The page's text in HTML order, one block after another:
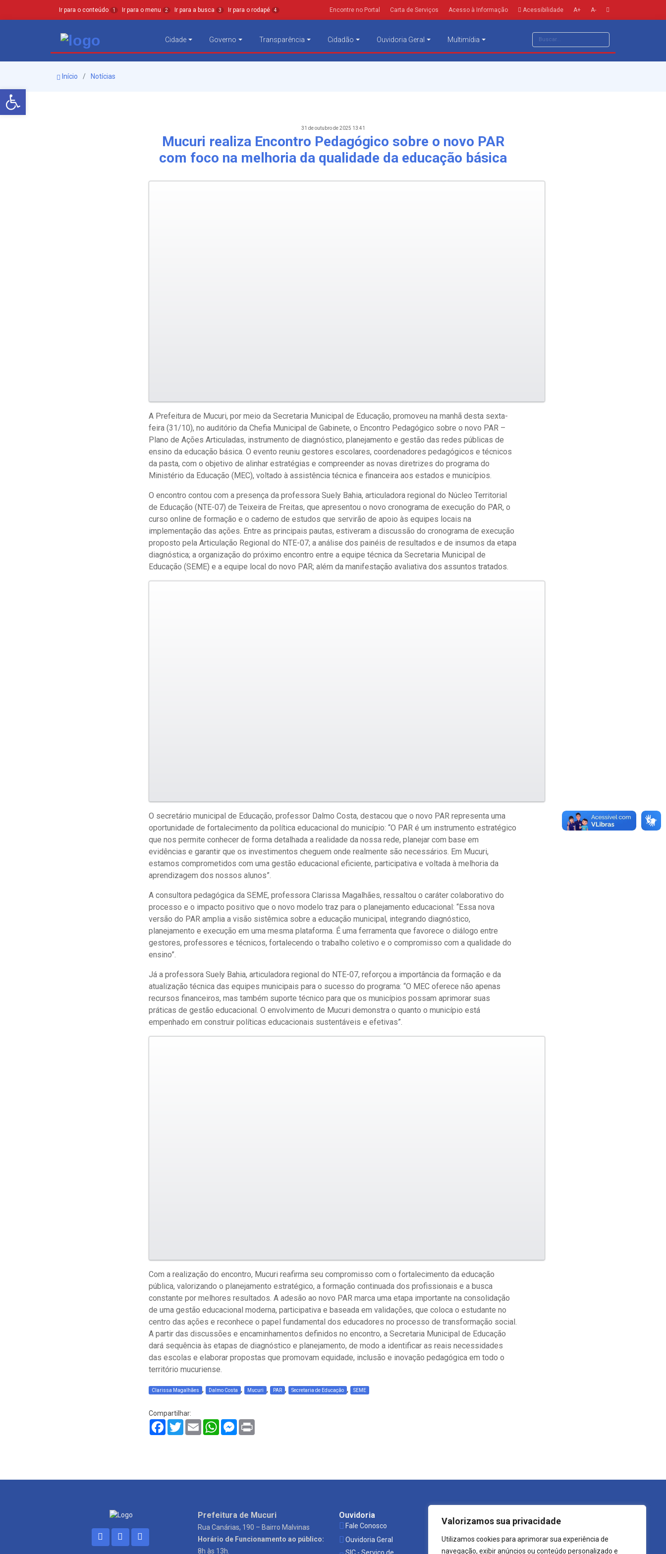
Barra de Ferramentas Aberta
Valorizamos sua privacidade
Utilizamos cookies para aprimorar sua experiência de
navegação, exibir anúncios ou conteúdo personalizado e
Ir para o conteúdo 1 Ir para o menu 2 Ir para a busca 3 Ir para o rodapé 4 Encontre no Portal Carta de Serviços Acesso à Informação Acessibilidade A+ A-
Cidade Governo Transparência Cidadão Ouvidoria Geral Multimídia
Início Notícias
31 de outubro de 2025 13:41
Mucuri realiza Encontro Pedagógico sobre o novo PAR
com foco na melhoria da qualidade da educação básica
A Prefeitura de Mucuri, por meio da Secretaria Municipal de Educação, promoveu na manhã desta sexta-
feira (31/10), no auditório da Chefia Municipal de Gabinete, o Encontro Pedagógico sobre o novo PAR –
Plano de Ações Articuladas, instrumento de diagnóstico, planejamento e gestão das redes públicas de
ensino da educação básica. O evento reuniu gestores escolares, coordenadores pedagógicos e técnicos
da pasta, com o objetivo de alinhar estratégias e compreender as novas diretrizes do programa do
Ministério da Educação (MEC), voltado à assistência técnica e financeira aos estados e municípios.
O encontro contou com a presença da professora Suely Bahia, articuladora regional do Núcleo Territorial
de Educação (NTE-07) de Teixeira de Freitas, que apresentou o novo cronograma de execução do PAR, o
curso online de formação e o caderno de estudos que servirão de apoio às equipes locais na
implementação das ações. Entre as principais pautas, estiveram a discussão do cronograma de execução
proposto pela Articulação Regional do NTE-07; a análise dos painéis de resultados e de insumos da etapa
diagnóstica; a organização do próximo encontro entre a equipe técnica da Secretaria Municipal de
Educação (SEME) e a equipe local do novo PAR; além da manifestação avaliativa dos assuntos tratados.
O secretário municipal de Educação, professor Dalmo Costa, destacou que o novo PAR representa uma
oportunidade de fortalecimento da política educacional do município: “O PAR é um instrumento estratégico
que nos permite conhecer de forma detalhada a realidade da nossa rede, planejar com base em
evidências e garantir que os investimentos cheguem onde realmente são necessários. Em Mucuri,
estamos comprometidos com uma gestão educacional eficiente, participativa e voltada à melhoria da
aprendizagem dos nossos alunos”.
A consultora pedagógica da SEME, professora Clarissa Magalhães, ressaltou o caráter colaborativo do
processo e o impacto positivo que o novo modelo traz para o planejamento educacional: “Essa nova
versão do PAR amplia a visão sistêmica sobre a educação municipal, integrando diagnóstico,
planejamento e execução em uma mesma plataforma. É uma ferramenta que favorece o diálogo entre
gestores, professores e técnicos, fortalecendo o trabalho coletivo e o compromisso com a qualidade do
ensino”.
Já a professora Suely Bahia, articuladora regional do NTE-07, reforçou a importância da formação e da
atualização técnica das equipes municipais para o sucesso do programa: “O MEC oferece não apenas
recursos financeiros, mas também suporte técnico para que os municípios possam aprimorar suas
práticas de gestão educacional. O envolvimento de Mucuri demonstra o quanto o município está
empenhado em construir políticas educacionais sustentáveis e efetivas”.
Com a realização do encontro, Mucuri reafirma seu compromisso com o fortalecimento da educação
pública, valorizando o planejamento estratégico, a formação continuada dos profissionais e a busca
constante por melhores resultados. A adesão ao novo PAR marca uma etapa importante na consolidação
de uma gestão educacional moderna, participativa e baseada em validações, que coloca o estudante no
centro das ações e reconhece o papel fundamental dos educadores no processo de transformação social.
A partir das discussões e encaminhamentos definidos no encontro, a Secretaria Municipal de Educação
dará sequência às etapas de diagnóstico e planejamento, de modo a identificar as reais necessidades
das escolas e elaborar propostas que promovam equidade, inclusão e inovação pedagógica em todo o
território mucuriense.
Clarissa Magalhães , Dalmo Costa , Mucuri , PAR , Secretaria de Educação , SEME
Compartilhar:
Facebook
TwitterEmail WhatsAppMessenger
Prefeitura de Mucuri
Rua Canárias, 190 – Bairro Malvinas
Horário de Funcionamento ao público:
8h às 13h.
Ouvidoria
Fale Conosco
Ouvidoria Geral
Estrutura do Governo
Prefeito
Secretarias
Transparência
LGPD
Carta de Serviços